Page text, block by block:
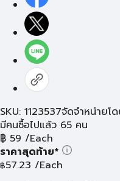
SKU: 1123537จัดจำหน่ายโ
มีคนซื้อไปแล้ว 65 คน
฿ 59 /Each
ราคาสุดท้าย*
฿57.23 /Each